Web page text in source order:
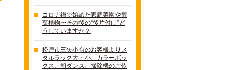
コロナ禍で始めた家庭菜園や観
葉植物〜その後の“後片付け”ど
うしていますか？
松戸市三矢小台のお客様よりメ
タルラック大・小、カラーボッ
クス、和ダンス、掃除機のご依